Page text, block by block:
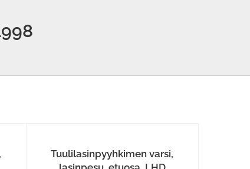
Tuulilasinpyyhkimen varsi,